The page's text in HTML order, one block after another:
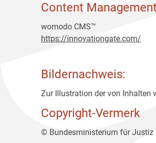
Content
womodo CMS™
https://innovationgate.com/
Bildernachweis:
Zur Illustration der von Inhalten
Copyright-Vermerk
© Bundesministerium für Justiz